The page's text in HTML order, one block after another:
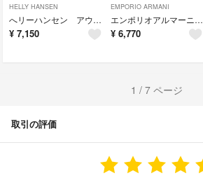
HELLY HANSEN
へリーハンセン アウター 130cm
¥ 7,150
EMPORIO ARMANI
エンポリオアルマーニ ロンT 7A124cm
¥ 6,770
1 / 7 ページ
取引の評価